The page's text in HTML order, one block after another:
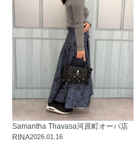
2026.01.16
Samantha Thavasa河原町オーパ店
RINA